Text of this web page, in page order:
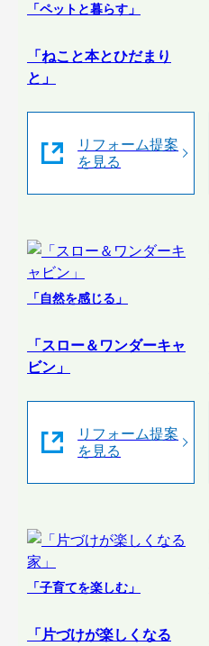
「ペットと暮らす」
「ねこと本とひだまり
と」
リフォーム提案
を見る
「自然を感じる」
「スロー＆ワンダーキャ
ビン」
リフォーム提案
を見る
「子育てを楽しむ」
「片づけが楽しくなる